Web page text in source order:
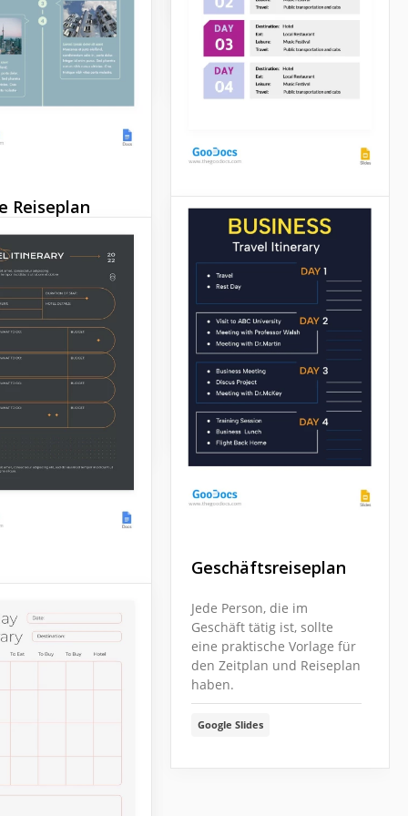
Reiseplan
eine tolle Reise
Dann könnte
wunderbare 4 Tage
super nützlich
sein. Du kannst sie
mehr Tage
da die Vorlage
ist.
Erkundung der Welt sein!
Google Docs
Reiseplan
Linien sehen
dunkelgrauen
großartig aus.
Sie dem zu? Dann
Vorlage für
Ihre
Einfache
professionelle
Reiseroute
Ein gut ausgearbeiteter
Reiseplan ist eine Garantie
für eine erfolgreiche Reise.
Google Slides
Geschäftsreiseplan
Jede Person, die im
Geschäft tätig ist, sollte
eine praktische Vorlage für
den Zeitplan und Reiseplan
haben.
Google Slides